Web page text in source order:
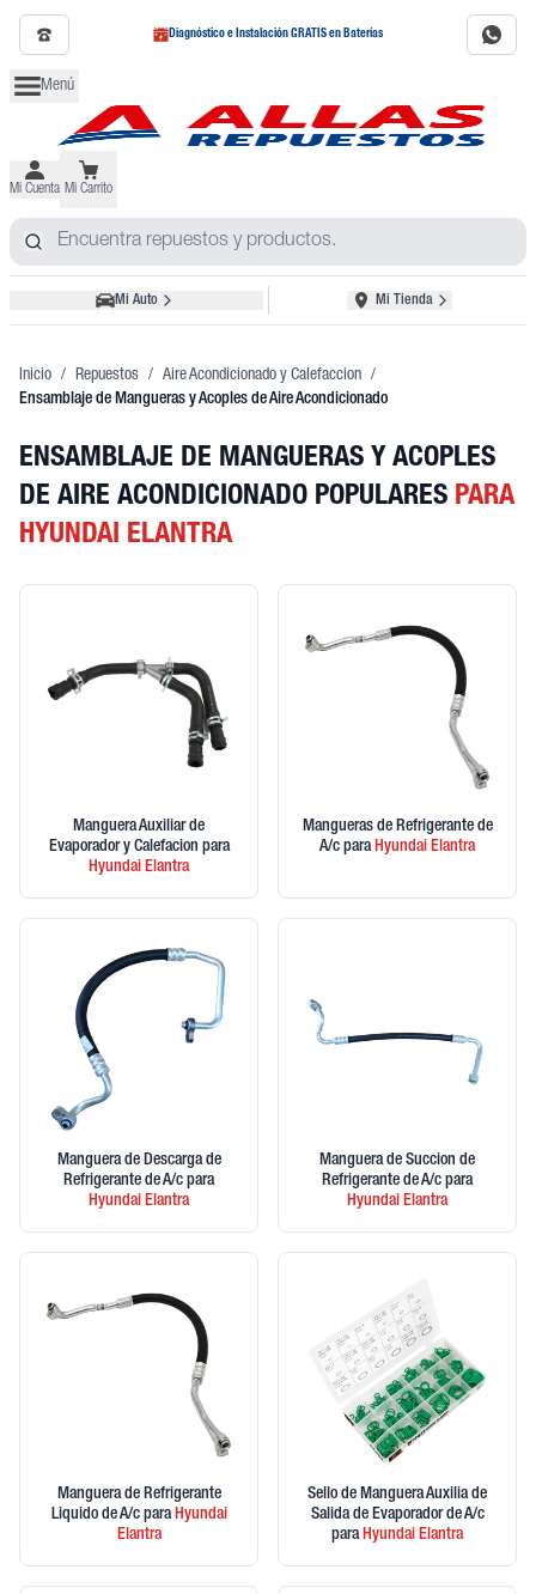
Diagnóstico e Instalación GRATIS en Baterías
Menú
Mi Cuenta Mi Carrito
Mi Auto Mi Tienda
Inicio / Repuestos / Aire Acondicionado y Calefaccion /
Ensamblaje de Mangueras y Acoples de Aire Acondicionado
ENSAMBLAJE DE MANGUERAS Y ACOPLES
DE AIRE ACONDICIONADO POPULARES PARA
HYUNDAI ELANTRA
Manguera Auxiliar de
Evaporador y Calefacion para
Hyundai Elantra
Mangueras de Refrigerante de
A/c paraHyundai Elantra
Manguera de Descarga de
Refrigerante de A/c para
Hyundai Elantra
Manguera de Succion de
Refrigerante de A/c para
Hyundai Elantra
Manguera de Refrigerante
Liquido de A/c paraHyundai
Elantra
Sello de Manguera Auxilia de
Salida de Evaporador de A/c
paraHyundai Elantra